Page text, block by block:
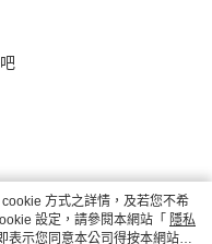
方式之詳情，及若您不希
設定，請參閱本網站「 隱私
表示您同意本公司得按本網站使